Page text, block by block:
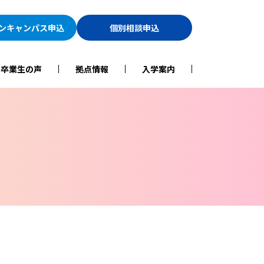
業生の声 拠点情報 入学案内
キャンパス申込 個別相談申込